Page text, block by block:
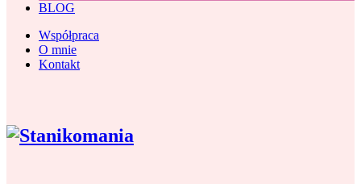
BLOG
Współpraca
O mnie
Kontakt